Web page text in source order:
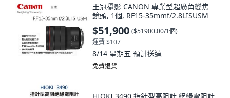
王冠攝影 CANON 專業型超廣角變焦
鏡頭, 1個, RF15-35mmf/2.8LISUSM
$51,900 ($51900.00/1個)
運費 $107
8/14 星期五 預計送達
免費退貨